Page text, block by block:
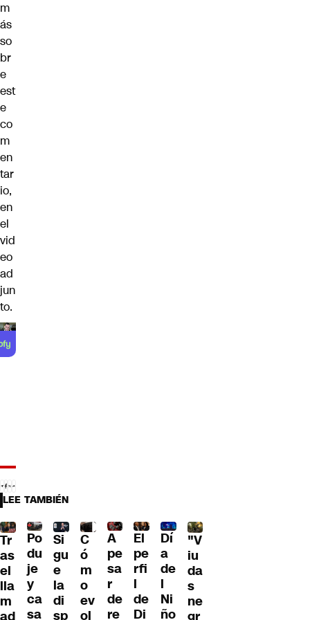
m
ás
so
br
e
est
e
co
m
en
tar
io,
en
el
vid
eo
ad
jun
to.
LEE TAMBIÉN
Tr
as
el
lla
m
ad
Po
du
je
y
ca
sa
Si
gu
e
la
di
sp
C
ó
m
o
ev
ol
A
pe
sa
r
de
re
El
pe
rfi
l
de
Di
Dí
a
de
l
Ni
ño
"V
iu
da
s
ne